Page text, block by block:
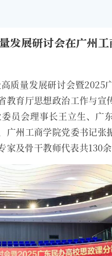
发展研讨会在广州
质量发展研讨会暨2025
教育厅思想政治工作与宣
员会理事长王立生、广
州工商学院党委书记张
及骨干教师代表共130余